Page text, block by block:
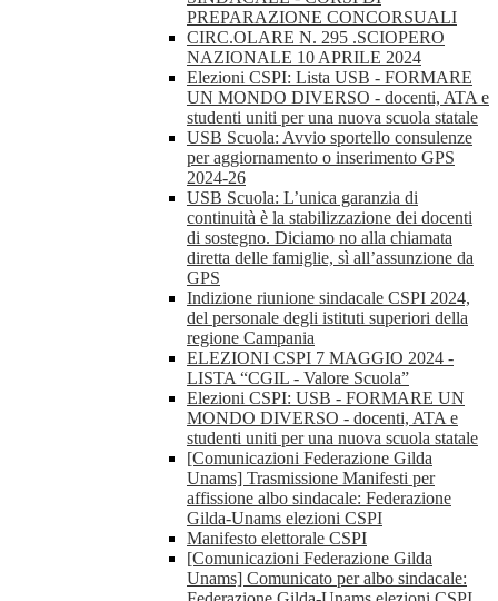
PREPARAZIONE CONCORSUALI
CIRC.OLARE N. 295 .SCIOPERO
NAZIONALE 10 APRILE 2024
Elezioni CSPI: Lista USB - FORMARE
UN MONDO DIVERSO - docenti, ATA e
studenti uniti per una nuova scuola statale
USB Scuola: Avvio sportello consulenze
per aggiornamento o inserimento GPS
2024-26
USB Scuola: L’unica garanzia di
continuità è la stabilizzazione dei docenti
di sostegno. Diciamo no alla chiamata
diretta delle famiglie, sì all’assunzione da
GPS
Indizione riunione sindacale CSPI 2024,
del personale degli istituti superiori della
regione Campania
ELEZIONI CSPI 7 MAGGIO 2024 -
LISTA “CGIL - Valore Scuola”
Elezioni CSPI: USB - FORMARE UN
MONDO DIVERSO - docenti, ATA e
studenti uniti per una nuova scuola statale
[Comunicazioni Federazione Gilda
Unams] Trasmissione Manifesti per
affissione albo sindacale: Federazione
Gilda-Unams elezioni CSPI
Manifesto elettorale CSPI
[Comunicazioni Federazione Gilda
Unams] Comunicato per albo sindacale: